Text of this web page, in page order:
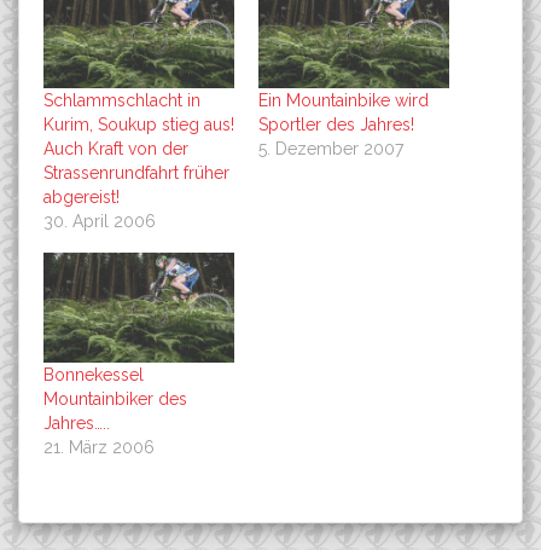
Schlammschlacht in
Kurim, Soukup stieg aus!
Auch Kraft von der
Strassenrundfahrt früher
abgereist!
30. April 2006
Ein Mountainbike wird
Sportler des Jahres!
5. Dezember 2007
Bonnekessel
Mountainbiker des
Jahres…..
21. März 2006